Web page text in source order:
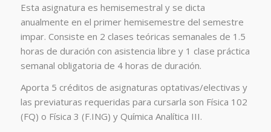
Esta asignatura es hemisemestral y se dicta
anualmente en el primer hemisemestre del semestre
impar. Consiste en 2 clases teóricas semanales de 1.5
horas de duración con asistencia libre y 1 clase práctica
semanal obligatoria de 4 horas de duración.
Aporta 5 créditos de asignaturas optativas/electivas y
las previaturas requeridas para cursarla son Física 102
(FQ) o Física 3 (F.ING) y Química Analítica III.